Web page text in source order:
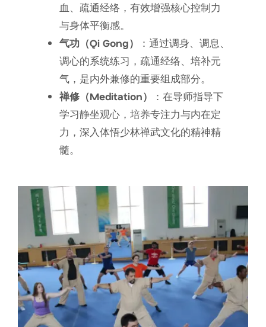
血、疏通经络，有效增强核心控制力
与身体平衡感。
气功（Qi Gong）
：通过调身、调息、
调心的系统练习，疏通经络、培补元
气，是内外兼修的重要组成部分。
禅修（Meditation）
：在导师指导下
学习静坐观心，培养专注力与内在定
力，深入体悟少林禅武文化的精神精
髓。